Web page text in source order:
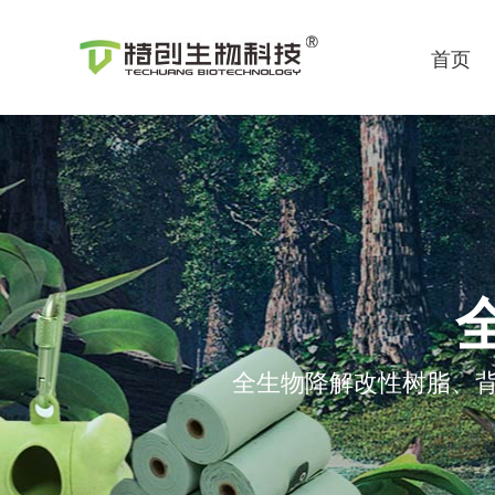
首页
全生物降解改性树脂、